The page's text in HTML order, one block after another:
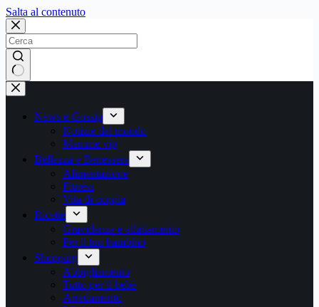
Salta al contenutoSalta
contenuto
Nessun
risultato
News e Gossip
Notizie dal mondo
Mamme vip
Bellezza e Benessere
Alimentazione
Fitness
Vita di coppia
Ricette
Gravidanza e allattamento
Per il tuo bambino
Shopping
Abbigliamento
Tutto per il bebè
Arredamento